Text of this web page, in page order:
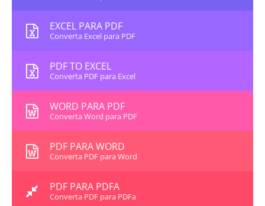
EXCEL PARA PDF
Converta Excel para PDF
PDF TO EXCEL
Converta PDF para Excel
WORD PARA PDF
Converta Word para PDF
PDF PARA WORD
Converta PDF para Word
PDF PARA PDFA
Converta PDF para PDFa